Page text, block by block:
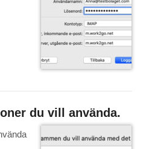
du vill använda.